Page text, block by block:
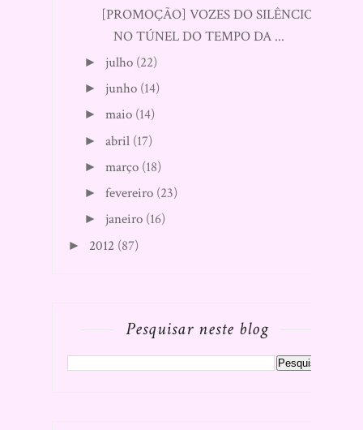
[PROMOÇÃO] VOZES DO SILÊNCIO
NO TÚNEL DO TEMPO DA ...
► julho (22)
► junho (14)
►maio (14)
►abril (17)
►março (18)
►fevereiro (23)
► janeiro (16)
► 2012 (87)
Pesquisar neste blog